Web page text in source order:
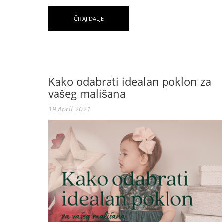
ČITAJ DALJE
Kako odabrati idealan poklon za
vašeg mališana
19 April 2021